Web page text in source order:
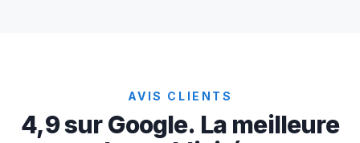
AVIS CLIENTS
4,9 sur Google. La meilleure